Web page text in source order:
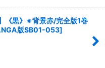
《黒》※背景赤/完全版1巻
版SB01-053]